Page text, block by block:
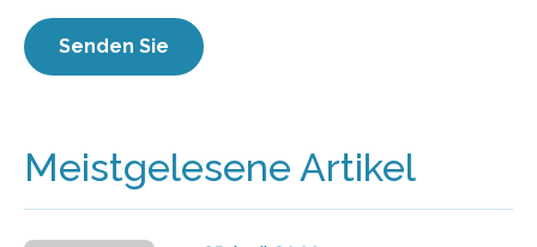
Meistgelesene Artikel